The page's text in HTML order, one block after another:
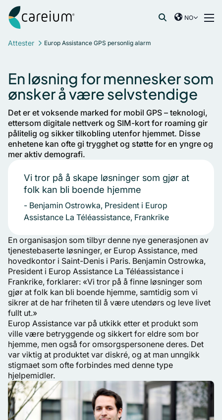
Hopp til innhold
Careium Norway
NO
France
Netherlands
Norway
Sweden
United Kingdom
Søk etter:
Attester Europ Assistance GPS personlig alarm
En løsning for mennesker som
ønsker å være selvstendige
Det er et voksende marked for mobil GPS – teknologi,
ettersom digitale nettverk og SIM-kort for roaming gir
pålitelig og sikker tilkobling utenfor hjemmet. Disse
enhetene kan ofte gi trygghet og støtte for en yngre og
mer aktiv demografi.
Vi tror på å skape løsninger som gjør at
folk kan bli boende hjemme
Benjamin Ostrowka, President i Europ
Assistance La Téléassistance, Frankrike
En organisasjon som tilbyr denne nye generasjonen av
tjenestebaserte løsninger, er Europ Assistance, med
hovedkontor i Saint-Denis i Paris. Benjamin Ostrowka,
President i Europ Assistance La Téléassistance i
Frankrike, forklarer: «Vi tror på å finne løsninger som
gjør at folk kan bli boende hjemme, samtidig som vi
sikrer at de har friheten til å være utendørs og leve livet
fullt ut.»
Europ Assistance var på utkikk etter et produkt som
ville være betryggende og sikkert for eldre som bor
hjemme, men også for omsorgspersonene deres. Det
var viktig at produktet var diskré, og at man unngikk
stigmaet som ofte forbindes med denne type
hjelpemidler.